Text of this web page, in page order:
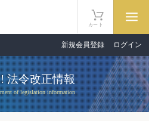
カート
新規会員登録 ログイン
法令改正情報
of legislation information